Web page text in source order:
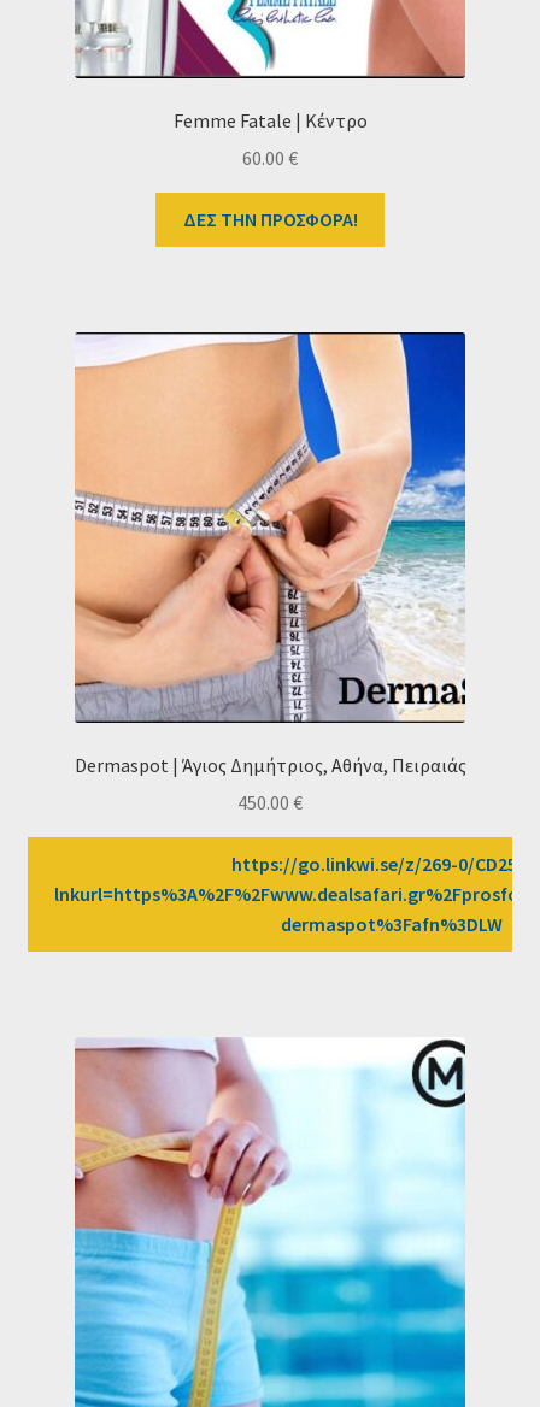
Femme Fatale | Κέντρο
60.00 €
ΔΕΣ ΤΗΝ ΠΡΟΣΦΟΡΑ!
Dermaspot | Άγιος Δημήτριος, Αθήνα, Πειραιάς
450.00 €
https://go.linkwi.se/z/269-0/
dermaspot%3Fafn%3DLW